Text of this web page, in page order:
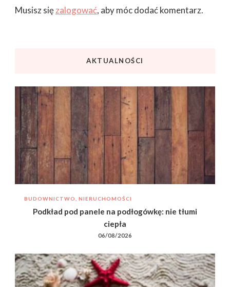
Musisz sięzalogować, aby móc dodać komentarz.
AKTUALNOŚCI
BUDOWNICTWO, NIERUCHOMOŚCI
Podkład pod panele na podłogówkę: nie tłumi
ciepła
06/08/2026